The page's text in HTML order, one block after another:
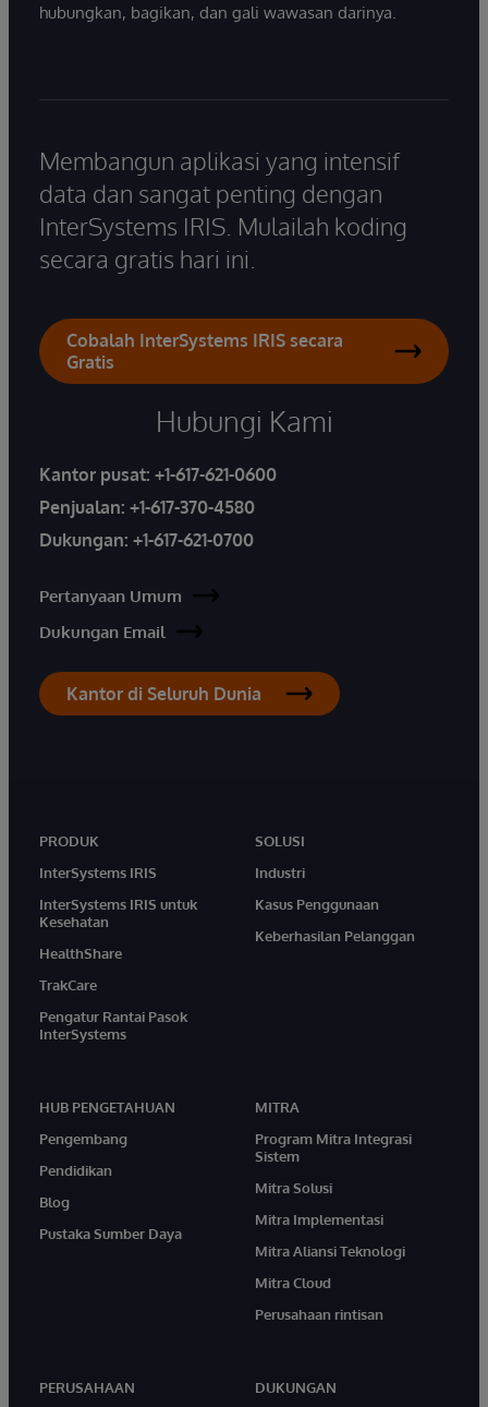
hubungkan, bagikan, dan gali wawasan darinya.
Membangun aplikasi yang intensif
data dan sangat penting dengan
InterSystems IRIS. Mulailah koding
secara gratis hari ini.
Cobalah InterSystems IRIS secara
Gratis
Hubungi Kami
Kantor pusat: +1-617-621-0600
Penjualan: +1-617-370-4580
Dukungan: +1-617-621-0700
Pertanyaan Umum
Dukungan Email
Kantor di Seluruh Dunia
PRODUK
InterSystems IRIS
InterSystems IRIS untuk
Kesehatan
HealthShare
TrakCare
Pengatur Rantai Pasok
InterSystems
SOLUSI
Industri
Kasus Penggunaan
Keberhasilan Pelanggan
HUB PENGETAHUAN
Pengembang
Pendidikan
Blog
Pustaka Sumber Daya
MITRA
Program Mitra Integrasi
Sistem
Mitra Solusi
Mitra Implementasi
Mitra Aliansi Teknologi
Mitra Cloud
Perusahaan rintisan
PERUSAHAAN DUKUNGAN